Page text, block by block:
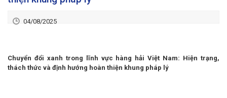
04/08/2025
Chuyển đổi xanh trong lĩnh vực hàng hải Việt Nam: Hiện trạng,
thách thức và định hướng hoàn thiện khung pháp lý